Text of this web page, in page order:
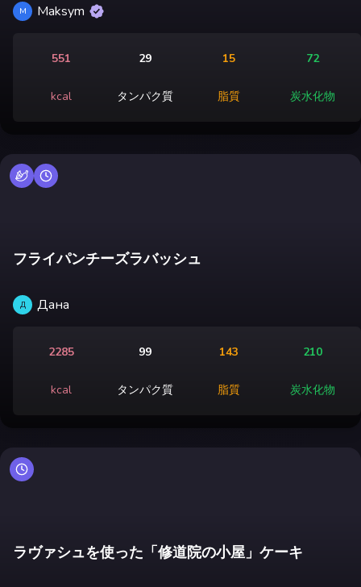
M Maksym
551
kcal
29
タンパク質
15
脂質
72
炭水化物
フライパンチーズラバッシュ
Д Дана
2285
kcal
99
タンパク質
143
脂質
210
炭水化物
ラヴァシュを使った「修道院の小屋」ケーキ